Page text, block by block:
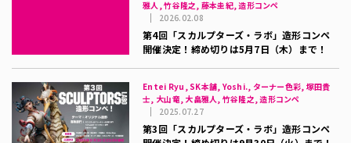
雅人, 竹谷隆之, 藤本圭紀, 造形コンペ
2026.02.08
第4回「スカルプターズ・ラボ」造形コンペ
開催決定！締め切りは5月7日（木）まで！
Entei Ryu, SK本舗, Yoshi., ターナー色彩, 塚田貴
士, 大山竜, 大畠雅人, 竹谷隆之, 造形コンペ
2025.07.27
第3回「スカルプターズ・ラボ」造形コンペ